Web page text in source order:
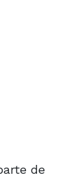
de